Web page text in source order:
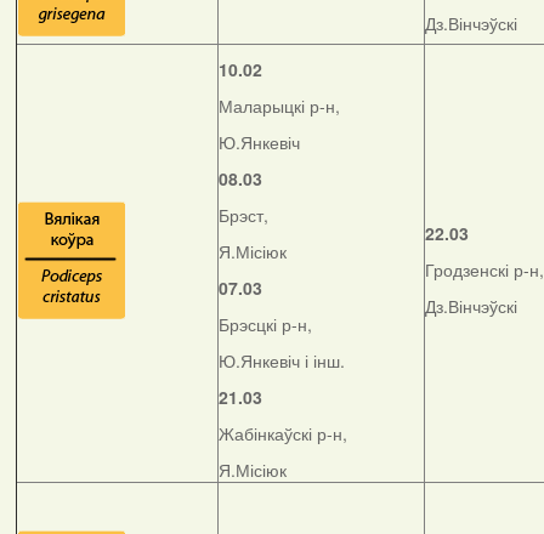
Дз.Вінчэўскі
10.02
Маларыцкі р-н,
Ю.Янкевіч
08.03
Брэст,
Я.Місіюк
07.03
Брэсцкі р-н,
Ю.Янкевіч і інш.
21.03
Жабінкаўскі р-н,
Я.Місіюк
22.03
Гродзенскі р-н,
Дз.Вінчэўскі